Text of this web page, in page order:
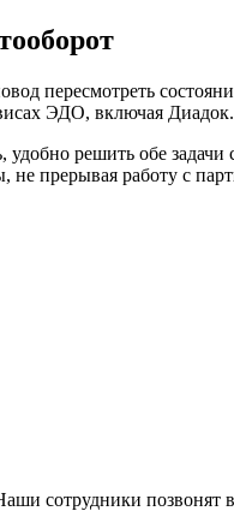
пересмотреть
ЭДО, включая Диадок.
решить обе
не прерывая работу с
сотрудники